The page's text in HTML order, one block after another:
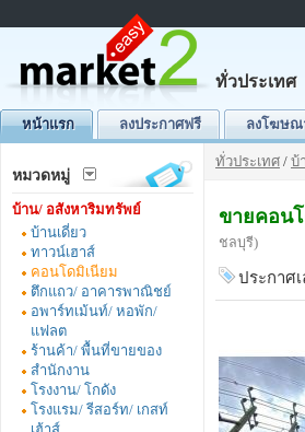
ทั่วประเทศ
หน้าแรก ลงประกาศฟรี ลงโฆษณ
หมวดหมู่
บ้าน/ อสังหาริมทรัพย์
บ้านเดี่ยว
ทาวน์เฮาส์
คอนโดมิเนียม
ตึกแถว/ อาคารพาณิชย์
อพาร์ทเม้นท์/ หอพัก/
แฟลต
ร้านค้า/ พื้นที่ขายของ
สำนักงาน
โรงงาน/ โกดัง
โรงแรม/ รีสอร์ท/ เกสท์
ทั่วประเทศ / บ้
ขายคอน
ชลบุรี)
ประกาศ